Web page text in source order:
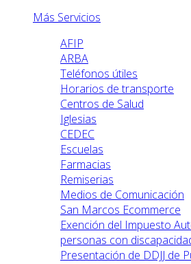
Más Servicios
AFIP
ARBA
Teléfonos útiles
Horarios de transporte
Centros de Salud
Iglesias
CEDEC
Escuelas
Farmacias
Remiserias
Medios de Comunicación
San Marcos Ecommerce
Exención del Impuesto
personas con
Presentación de DDJJ de